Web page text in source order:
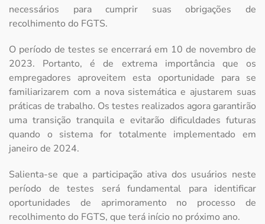
necessários para cumprir suas obrigações de
recolhimento do FGTS.
O período de testes se encerrará em 10 de novembro de
2023. Portanto, é de extrema importância que os
empregadores aproveitem esta oportunidade para se
familiarizarem com a nova sistemática e ajustarem suas
práticas de trabalho. Os testes realizados agora garantirão
uma transição tranquila e evitarão dificuldades futuras
quando o sistema for totalmente implementado em
janeiro de 2024.
Salienta-se que a participação ativa dos usuários neste
período de testes será fundamental para identificar
oportunidades de aprimoramento no processo de
recolhimento do FGTS, que terá início no próximo ano.